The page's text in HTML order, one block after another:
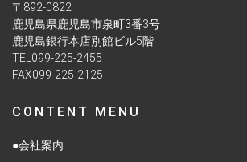
〒892-0822
鹿児島県鹿児島市泉町3番3号
鹿児島銀行本店別館ビル5階
TEL099-225-2455
FAX099-225-2125
CONTENT MENU
●会社案内